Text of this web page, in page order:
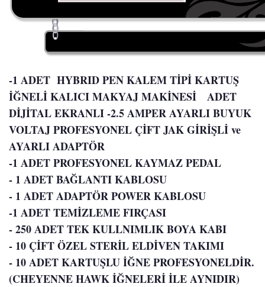
-1 ADET HYBRID PEN KALEM TİPİ KARTUŞ
İĞNELİ KALICI MAKYAJ MAKİNESİ
ADET
DİJİTAL EKRANLI -2.5 AMPER AYARLI BUYUK
VOLTAJ PROFESYONEL ÇİFT JAK GİRİŞLİ ve
AYARLI ADAPTÖR
-1 ADET PROFESYONEL KAYMAZ PEDAL
- 1 ADET BAĞLANTI KABLOSU
- 1 ADET ADAPTÖR POWER KABLOSU
-1 ADET TEMİZLEME FIRÇASI
- 250 ADET TEK KULLNIMLIK BOYA KABI
- 10 ÇİFT ÖZEL STERİL ELDİVEN TAKIMI
- 10 ADET KARTUŞLU İĞNE PROFESYONELDİR.
(CHEYENNE HAWK İĞNELERİ İLE AYNIDIR)